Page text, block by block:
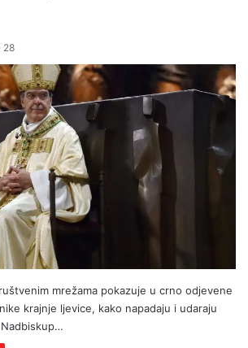
28
mrežama pokazuje u crno odjevene
krajnje ljevice, kako napadaju i udaraju